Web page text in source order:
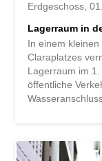
Erdgeschoss
Lagerraum in
In einem
Claraplatzes
Lagerraum im
öffentliche
storabble ist
leiten Ihre